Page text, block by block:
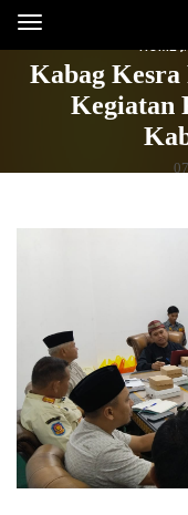
Toggle
navigation
Kabag Kesra
Kegiatan